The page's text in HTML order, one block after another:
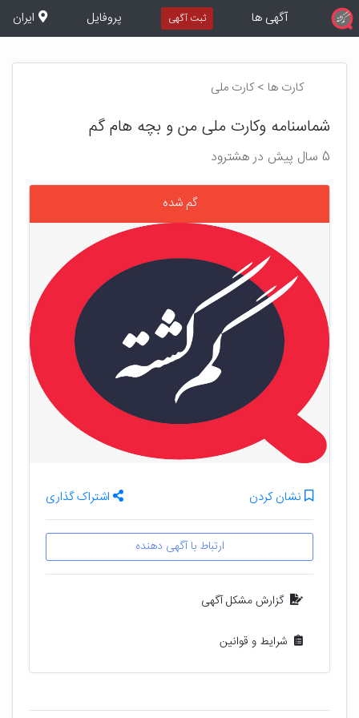
آگهی ها ثبت آگهی پروفایل ایران
کارت ها > کارت ملی
شماسنامه وکارت ملی من و بچه هام گم
5 سال پیش در هشترود
گم شده
نشان کردن اشتراک گذاری
ارتباط با آگهی دهنده
گزارش مشکل آگهی
شرایط و قوانین